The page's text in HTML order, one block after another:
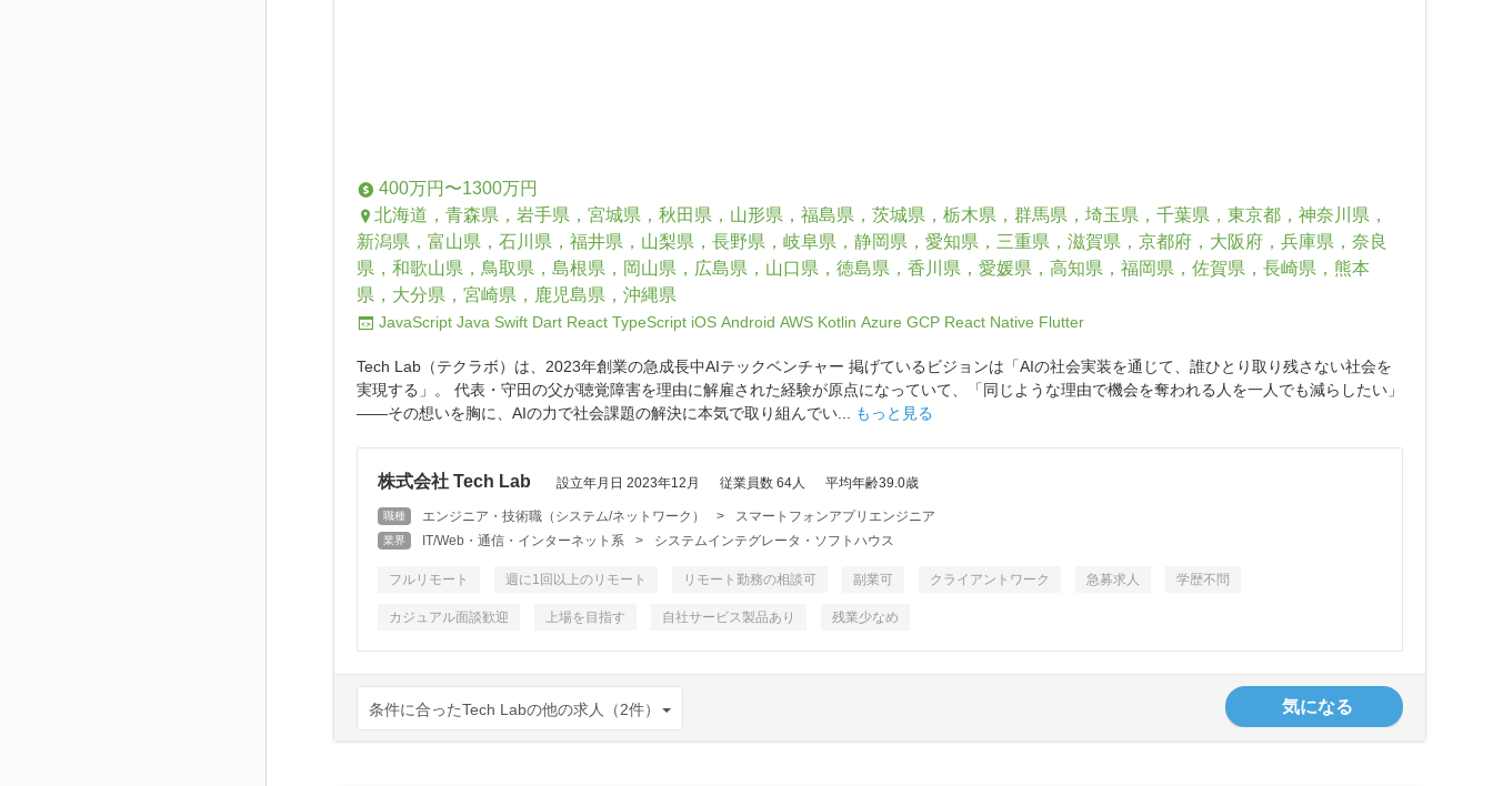
400万円〜1300万円
北海道，青森県，岩手県，宮城県，秋田県，山形県，福島県，茨城県，栃木県，群馬県，埼玉県，千葉県，東京都，神奈川県，
新潟県，富山県，石川県，福井県，山梨県，長野県，岐阜県，静岡県，愛知県，三重県，滋賀県，京都府，大阪府，兵庫県，奈良
県，和歌山県，鳥取県，島根県，岡山県，広島県，山口県，徳島県，香川県，愛媛県，高知県，福岡県，佐賀県，長崎県，熊本
県，大分県，宮崎県，鹿児島県，沖縄県
JavaScript Java Swift Dart React TypeScript iOS Android AWS Kotlin Azure GCP React Native Flutter
Tech Lab（テクラボ）は、2023年創業の急成長中AIテックベンチャー 掲げているビジョンは「AIの社会実装を通じて、誰ひとり取り残さない社会を
実現する」。 代表・守田の父が聴覚障害を理由に解雇された経験が原点になっていて、「同じような理由で機会を奪われる人を一人でも減らしたい」
——その想いを胸に、AIの力で社会課題の解決に本気で取り組んでい...
もっと見る
株式会社 Tech Lab 設立年月日 2023年12月 従業員数 64人 平均年齢39.0歳
職種 エンジニア・技術職（システム/ネットワーク） > スマートフォンアプリエンジニア
業界 IT/Web・通信・インターネット系 > システムインテグレータ・ソフトハウス
フルリモート 週に1回以上のリモート リモート勤務の相談可 副業可 クライアントワーク 急募求人 学歴不問
カジュアル面談歓迎 上場を目指す 自社サービス製品あり 残業少なめ
条件に合ったTech Labの他の求人（2件） 気になる